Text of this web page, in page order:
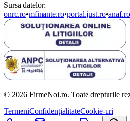
Sursa datelor:
onrc.ro•mfinante.ro•portal.just.ro•anaf.ro
© 2026 FirmeNoi.ro. Toate drepturile
TermeniConfidențialitateCookie-uri